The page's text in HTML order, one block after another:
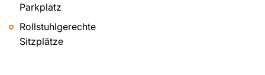
Parkplatz
Rollstuhlgerechte
Sitzplätze